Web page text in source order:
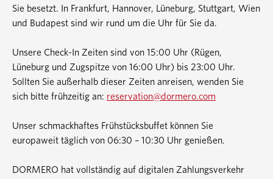
Sie besetzt. In Frankfurt, Hannover, Lüneburg, Stuttgart, Wien
und Budapest sind wir rund um die Uhr für Sie da.
Unsere Check-In Zeiten sind von 15:00 Uhr (Rügen,
Lüneburg und Zugspitze von 16:00 Uhr) bis 23:00 Uhr.
Sollten Sie außerhalb dieser Zeiten anreisen, wenden Sie
sich bitte frühzeitig an: reservation@dormero.com
Unser schmackhaftes Frühstücksbuffet können Sie
europaweit täglich von 06:30 – 10:30 Uhr genießen.
DORMERO hat vollständig auf digitalen Zahlungsverkehr